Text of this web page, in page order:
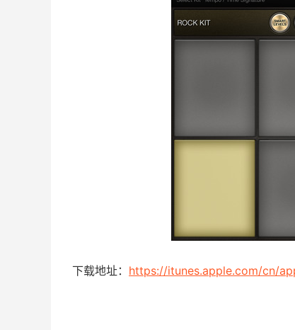
下载地址： https://itunes.apple.com/cn/